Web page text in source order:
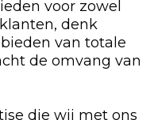
voor zowel
denk
van totale
de omvang van
die wij met ons